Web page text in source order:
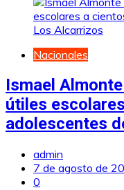
Nacionales
Ismael
útiles
adolescentes
admin
7 de agosto de
0